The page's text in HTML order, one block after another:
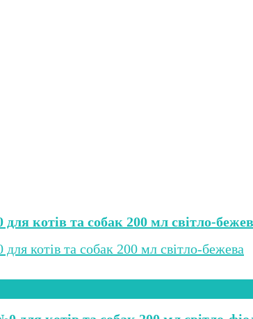
котів та собак 200 мл світло-